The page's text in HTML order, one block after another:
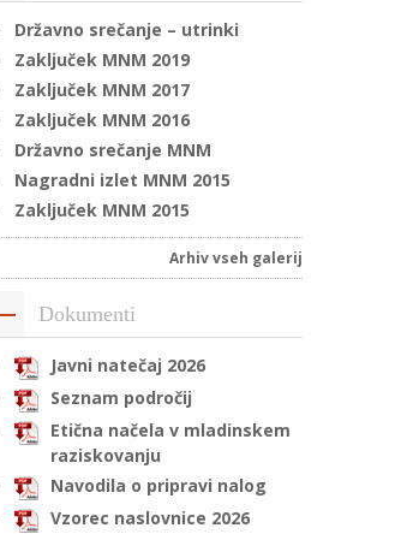
Državno srečanje – utrinki
Zaključek MNM 2019
Zaključek MNM 2017
Zaključek MNM 2016
Državno srečanje MNM
Nagradni izlet MNM 2015
Zaključek MNM 2015
Arhiv vseh galerij
Dokumenti
Javni natečaj 2026
Seznam področij
Etična načela v mladinskem
raziskovanju
Navodila o pripravi nalog
Vzorec naslovnice 2026